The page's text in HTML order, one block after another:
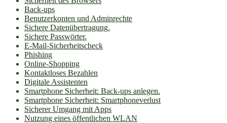
Back-ups
Benutzerkonten und Adminrechte
Sichere Datenübertragung.
Sichere Passwörter.
E-Mail-Sicherheitscheck
Phishing
Online-Shopping
Kontaktloses Bezahlen
Digitale Assistenten
Smartphone Sicherheit: Back-ups anlegen.
Smartphone Sicherheit: Smartphoneverlust
Sicherer Umgang mit Apps
Nutzung eines öffentlichen WLAN